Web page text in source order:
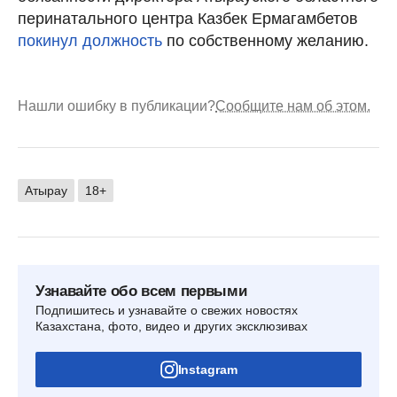
перинатального центра Казбек Ермагамбетов
покинул должность по собственному желанию.
Нашли ошибку в публикации?Сообщите нам об этом.
Атырау 18+
Узнавайте обо всем первыми
Подпишитесь и узнавайте о свежих новостях
Казахстана, фото, видео и других эксклюзивах
Instagram